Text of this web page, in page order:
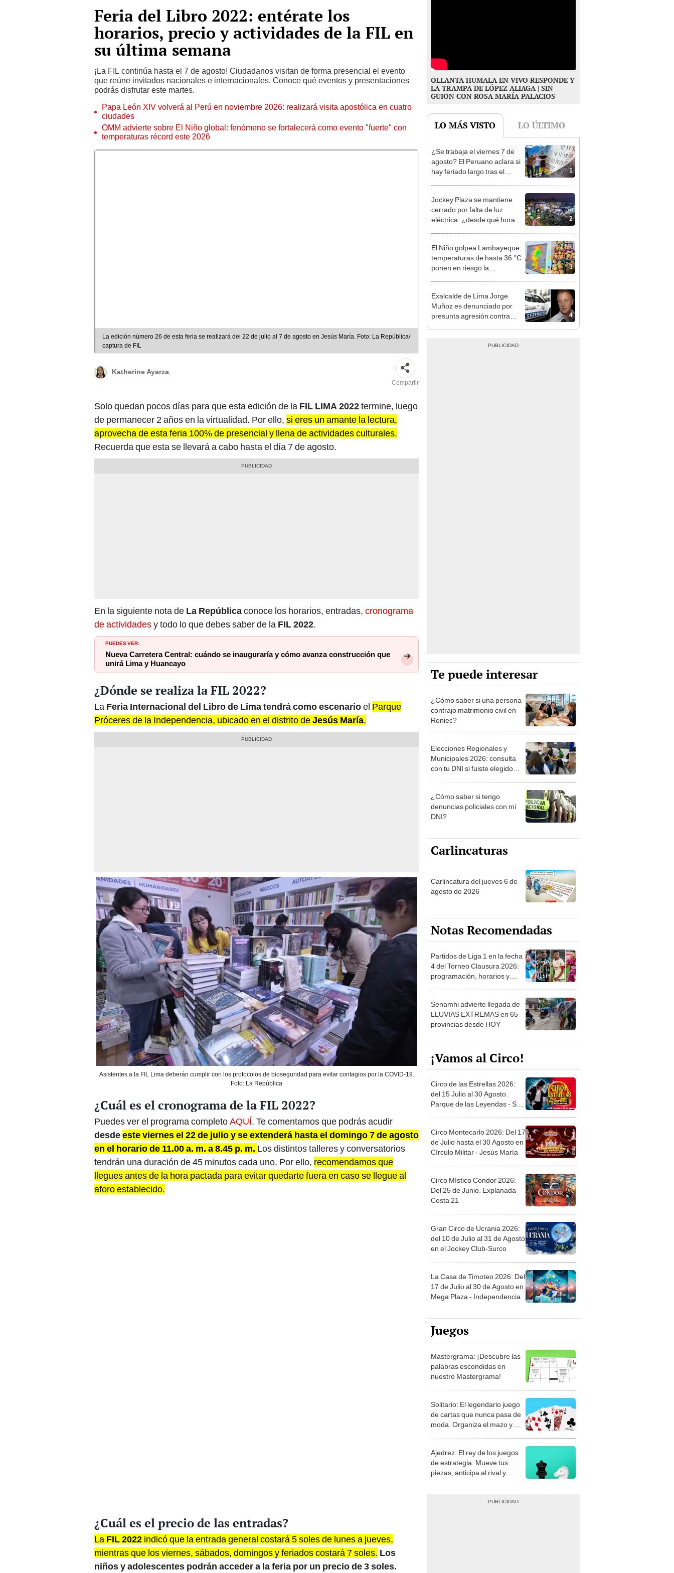
Feria del Libro 2022: entérate los
horarios, precio y actividades de la FIL en
su última semana
¡La FIL continúa hasta el 7 de agosto! Ciudadanos visitan de forma presencial el evento
que reúne invitados nacionales e internacionales. Conoce qué eventos y presentaciones
podrás disfrutar este martes.
Papa León XIV volverá al Perú en noviembre 2026: realizará visita apostólica en cuatro
ciudades
OMM advierte sobre El Niño global: fenómeno se fortalecerá como evento "fuerte" con
temperaturas récord este 2026
La edición número 26 de esta feria se realizará del 22 de julio al 7 de agosto en Jesús María. Foto: La República/
captura de FIL
Katherine Ayarza
Compartir
Solo quedan pocos días para que esta edición de la FIL LIMA 2022termine, luego
de permanecer 2 años en la virtualidad. Por ello, si eres un amante la lectura,
aprovecha de esta feria 100% de presencial y llena de actividades culturales.
Recuerda que esta se llevará a cabo hasta el día 7 de agosto.
En la siguiente nota de La Repúblicaconoce los horarios, entradas, cronograma
de actividadesy todo lo que debes saber de la FIL 2022.
PUEDES VER:
Nueva Carretera Central: cuándo se inauguraría y cómo avanza construcción que
unirá Lima y Huancayo
¿Dónde se realiza la FIL 2022?
La Feria Internacional del Libro de Lima tendrá como escenarioel Parque
Próceres de la Independencia, ubicado en el distrito deJesús María.
Asistentes a la FIL Lima deberán cumplir con los protocolos de bioseguridad para evitar contagios por la COVID-19.
Foto: La República
¿Cuál es el cronograma de la FIL 2022?
Puedes ver el programa completoAQUÍ. Te comentamos que podrás acudir
desdeeste viernes el 22 de julio y se extenderá hasta el domingo 7 de agosto
en el horario de 11.00 a. m. a 8.45 p. m. Los distintos talleres y conversatorios
tendrán una duración de 45 minutos cada uno. Por ello, recomendamos que
llegues antes de la hora pactada para evitar quedarte fuera en caso se llegue al
aforo establecido.
¿Cuál es el precio de las entradas?
La FIL 2022 indicó que la entrada general costará 5 soles de lunes a jueves,
mientras que los viernes, sábados, domingos y feriados costará 7 soles. Los
niños y adolescentes podrán acceder a la feria por un precio de 3 soles.
OLLANTA HUMALA EN VIVO RESPONDE Y
LA TRAMPA DE LÓPEZ ALIAGA | SIN
GUION CON ROSA MARÍA PALACIOS
LO MÁS VISTO LO ÚLTIMO
1
¿Se trabaja el viernes 7 de
agosto? El Peruano aclara si
hay feriado largo tras el
2
Jockey Plaza se mantiene
cerrado por falta de luz
eléctrica: ¿desde qué hora
3
El Niño golpea Lambayeque:
temperaturas de hasta 36 °C
ponen en riesgo la
4
Exalcalde de Lima Jorge
Muñoz es denunciado por
presunta agresión contra
Te puede interesar
¿Cómo saber si una persona
contrajo matrimonio civil en
Reniec?
Elecciones Regionales y
Municipales 2026: consulta
con tu DNI si fuiste elegido
la ONPE
¿Cómo saber si tengo
denuncias policiales con mi
DNI?
Carlincaturas
Carlincatura del jueves 6 de
agosto de 2026
Notas Recomendadas
Partidos de Liga 1 en la fecha
4 del Torneo Clausura 2026:
programación, horarios y
Senamhi advierte llegada de
LLUVIAS EXTREMAS en 65
provincias desde HOY
¡Vamos al Circo!
Circo de las Estrellas 2026:
del 15 Julio al 30 Agosto.
Parque de las Leyendas - San
Circo Montecarlo 2026: Del 17
de Julio hasta el 30 Agosto en
Círculo Militar - Jesús María
Circo Místico Condor 2026:
Del 25 de Junio. Explanada
Costa 21
Gran Circo de Ucrania 2026:
del 10 de Julio al 31 de Agosto
en el Jockey Club-Surco
La Casa de Timoteo 2026: Del
17 de Julio al 30 de Agosto en
Mega Plaza - Independencia
Juegos
Mastergrama: ¡Descubre las
palabras escondidas en
nuestro Mastergrama!
Solitario: El legendario juego
de cartas que nunca pasa de
moda. Organiza el mazo y
Ajedrez: El rey de los juegos
de estrategia. Mueve tus
piezas, anticipa al rival y